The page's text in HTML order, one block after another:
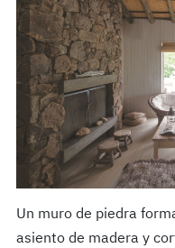
Un muro de piedra
asiento de madera y